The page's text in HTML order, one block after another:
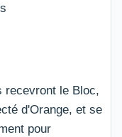
recevront le Bloc,
d'Orange, et se
pour